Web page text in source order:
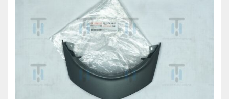
Không có sản phẩm nào trong giỏ hàng